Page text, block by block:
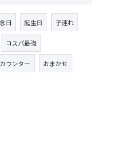
日 誕生日 子連れ
コスパ最強
カウンター おまかせ